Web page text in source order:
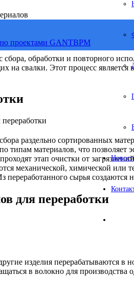
сбора, обработки и повторного
на свалки. Этот процесс
раздельно сортированных
типам материалов, что
этап очистки от
механической, химической или
переработанного сырья создаются
для переработки
изделия перерабатываются в
в волокно для производства